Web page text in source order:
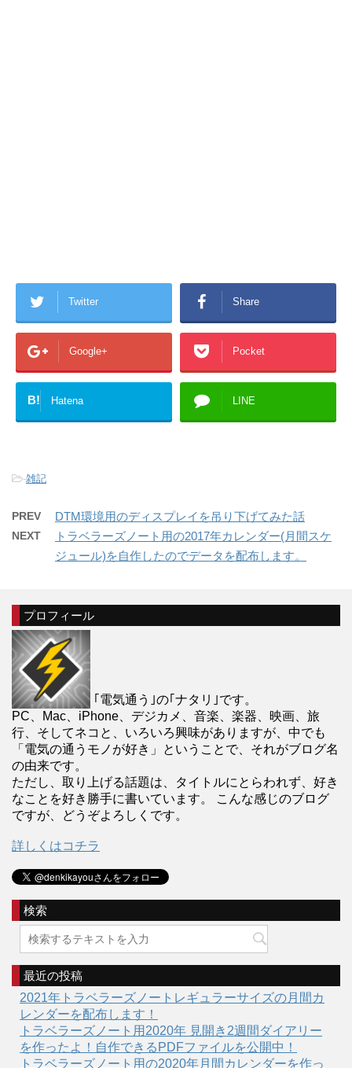
Twitter Share
Google+ Pocket
B! Hatena LINE
-雑記
PREV DTM環境用のディスプレイを吊り下げてみた話
NEXT
トラベラーズノート用の2017年カレンダー(月間スケ
ジュール)を自作したのでデータを配布します。
プロフィール
｢電気通う｣の｢ナタリ｣です。
PC、Mac、iPhone、デジカメ、音楽、楽器、映画、旅
行、そしてネコと、いろいろ興味がありますが、中でも
「電気の通うモノが好き」ということで、それがブログ名
の由来です。
ただし、取り上げる話題は、タイトルにとらわれず、好き
なことを好き勝手に書いています。 こんな感じのブログ
ですが、どうぞよろしくです。
詳しくはコチラ
検索
最近の投稿
2021年トラベラーズノートレギュラーサイズの月間カ
レンダーを配布します！
トラベラーズノート用2020年 見開き2週間ダイアリー
を作ったよ！自作できるPDFファイルを公開中！
トラベラーズノート用の2020年月間カレンダーを作っ